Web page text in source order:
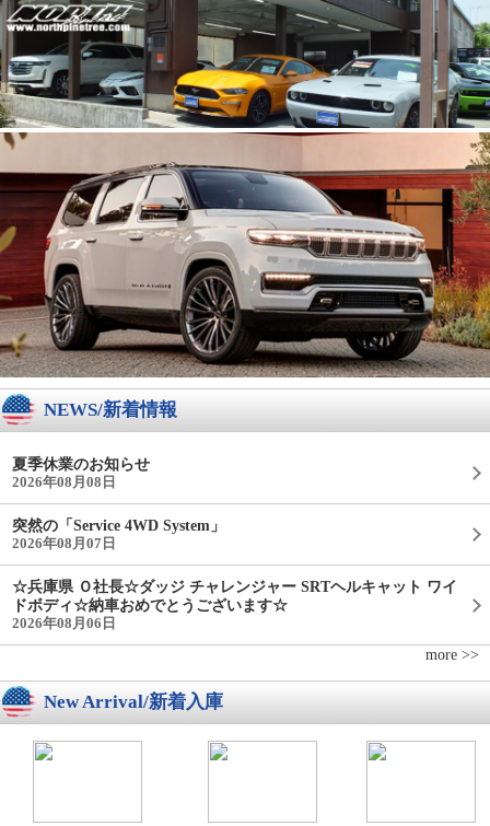
NEWS/新着情報
夏季休業のお知らせ
2026年08月08日
突然の「Service 4WD System」
2026年08月07日
☆兵庫県 Ｏ社長☆ダッジ チャレンジャー SRTヘルキャット ワイ
ドボディ☆納車おめでとうございます☆
2026年08月06日
more >>
New Arrival/新着入庫